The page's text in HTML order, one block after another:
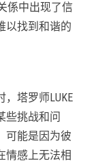
係中出现了信
以找到和谐的
塔罗师LUKE
些挑战和问
可能是因为彼
情感上无法相